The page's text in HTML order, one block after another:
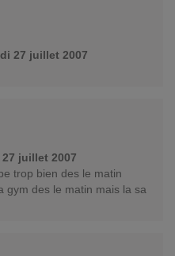
27 juillet 2007
juillet 2007
trop bien des le matin
gym des le matin mais la sa